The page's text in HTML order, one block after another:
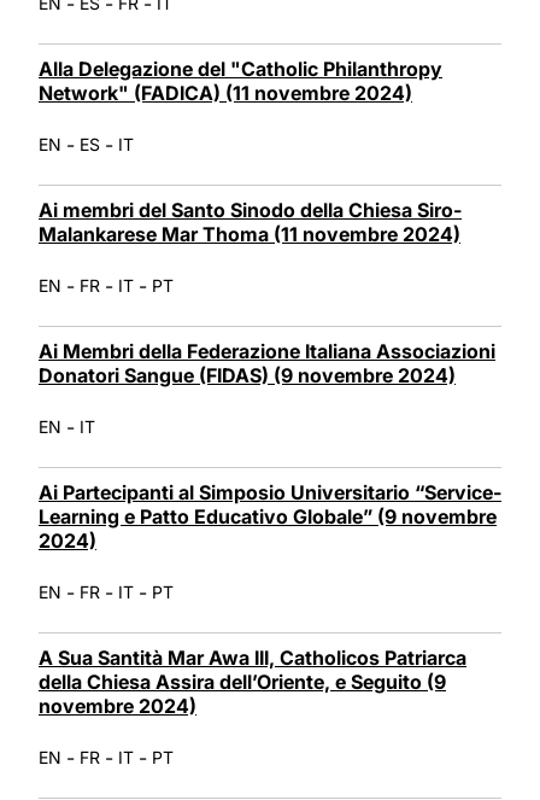
Alla Delegazione del "Catholic Philanthropy
Network" (FADICA) (11 novembre 2024)
EN - ES - IT
Ai membri del Santo Sinodo della Chiesa Siro-
Malankarese Mar Thoma (11 novembre 2024)
EN - FR - IT - PT
Ai Membri della Federazione Italiana Associazioni
Donatori Sangue (FIDAS) (9 novembre 2024)
EN - IT
Ai Partecipanti al Simposio Universitario “Service-
Learning e Patto Educativo Globale” (9 novembre
2024)
EN - FR - IT - PT
A Sua Santità Mar Awa III, Catholicos Patriarca
della Chiesa Assira dell’Oriente, e Seguito (9
novembre 2024)
EN - FR - IT - PT